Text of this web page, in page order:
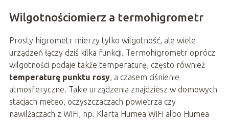
Wilgotnościomierz a termohigrometr
Prosty higrometr mierzy tylko wilgotność, ale wiele
urządzeń łączy dziś kilka funkcji. Termohigrometr oprócz
wilgotności podaje także temperaturę, często również
temperaturę punktu rosy, a czasem ciśnienie
atmosferyczne. Takie urządzenia znajdziesz w domowych
stacjach meteo, oczyszczaczach powietrza czy
nawilżaczach z WiFi, np. Klarta Humea WiFi albo Humea